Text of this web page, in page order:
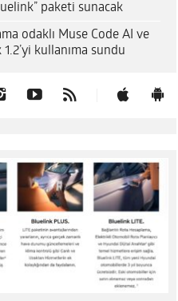
paketi sunacak
odaklı Muse Code AI ve
kullanıma sundu